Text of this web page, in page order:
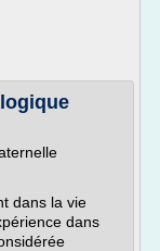
dans la vie
dans